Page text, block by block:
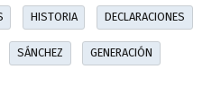
HISTORIA DECLARACIONES
SÁNCHEZ GENERACIÓN